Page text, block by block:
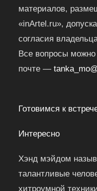
материалов,
«inArtel.ru»,
согласия
Все вопросы можно
почте —
Готовимся к
Интересно
Хэнд мэйдом
талантливые
хитроумной